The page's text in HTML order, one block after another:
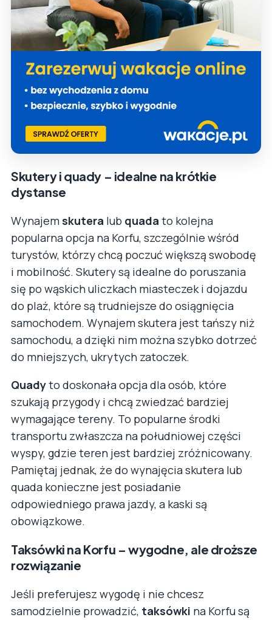
Skutery i quady – idealne na krótkie
dystanse
Wynajem skutera lub quada to kolejna
popularna opcja na Korfu, szczególnie wśród
turystów, którzy chcą poczuć większą swobodę
i mobilność. Skutery są idealne do poruszania
się po wąskich uliczkach miasteczek i dojazdu
do plaż, które są trudniejsze do osiągnięcia
samochodem. Wynajem skutera jest tańszy niż
samochodu, a dzięki nim można szybko dotrzeć
do mniejszych, ukrytych zatoczek.
Quadyto doskonała opcja dla osób, które
szukają przygody i chcą zwiedzać bardziej
wymagające tereny. To popularne środki
transportu zwłaszcza na południowej części
wyspy, gdzie teren jest bardziej zróżnicowany.
Pamiętaj jednak, że do wynajęcia skutera lub
quada konieczne jest posiadanie
odpowiedniego prawa jazdy, a kaski są
obowiązkowe.
Taksówki na Korfu – wygodne, ale droższe
rozwiązanie
Jeśli preferujesz wygodę i nie chcesz
samodzielnie prowadzić, taksówki na Korfu są